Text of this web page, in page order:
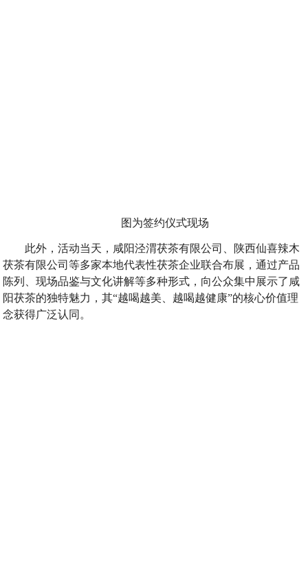
图为签约仪式现场
此外，活动当天，咸阳泾渭茯茶有限公司、陕西仙喜辣木
茯茶有限公司等多家本地代表性茯茶企业联合布展，通过产品
陈列、现场品鉴与文化讲解等多种形式，向公众集中展示了咸
阳茯茶的独特魅力，其“越喝越美、越喝越健康”的核心价值理
念获得广泛认同。